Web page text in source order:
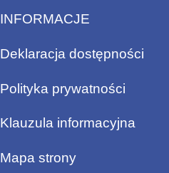
INFORMACJE
Deklaracja dostępności
Polityka prywatności
Klauzula informacyjna
Mapa strony